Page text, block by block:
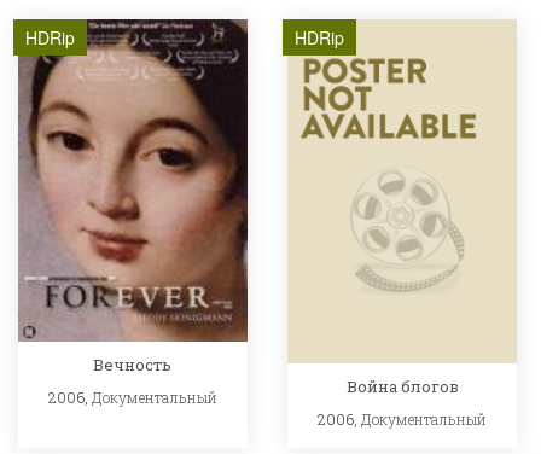
HDRip
Вечность
2006, Документальный
HDRip
Война блогов
2006, Документальный